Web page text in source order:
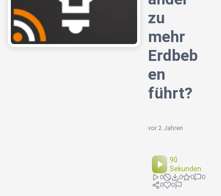
zu
mehr
Erdbeb
en
führt?
vor 2 Jahren
90
Sekunden
0 0 0
0
0
0